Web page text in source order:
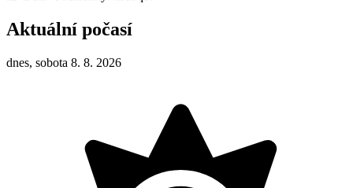
Aktuální počasí
dnes, sobota 8. 8. 2026